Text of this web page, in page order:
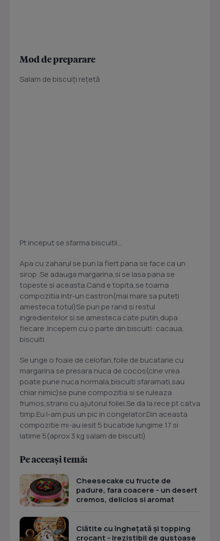
Mod de preparare
Salam de biscuiţi reţetă
Pt inceput se sfarma biscuitii...
Apa cu zaharul se pun la fiert pana se face ca un
sirop .Se adauga margarina,si se lasa pana se
topeste si aceasta.Cand e topita,se toarna
compozitia intr-un castron(mai mare sa puteti
amesteca totul)Se pun pe rand si restul
ingredientelor si se amesteca cate putin,dupa
fiecare .Incepem cu o parte din biscuiti: cacaua,
biscuiti.
Se unge o foaie de celofan,folie de bucatarie cu
margarina se presara nuca de cocos(cine vrea
poate pune nuca normala,biscuiti sfaramati,sau
chiar nimic)se pune compozitia si se ruleaza
frumos,strans cu ajutorul foliei.Se da la rece pt catva
timp.Eu l-am pus un pic in congelator.Din aceasta
compozitie mi-au iesit 5 bucatide lungime 17 si
latime 5(aprox 3 kg salam de biscuiti)
Pe aceeași temă:
Cheesecake cu fructe de
padure, fara coacere - un desert
cremos, delicios si aromat
Clătite cu înghețată și topping
crocant - Irezistibil de gustoase